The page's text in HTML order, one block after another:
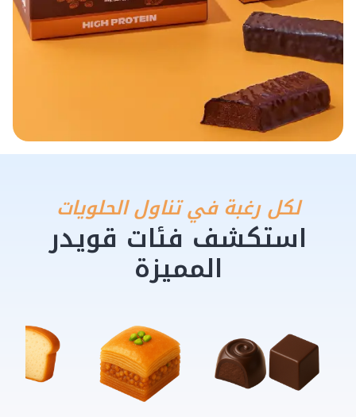
لكل رغبة في تناول الحلويات
استكشف فئات قويدر
المميزة